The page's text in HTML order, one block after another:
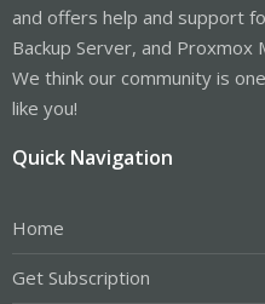
and offers help and support
Backup Server, and Proxmox
We think our community is
like you!
Quick Navigation
Home
Get Subscription